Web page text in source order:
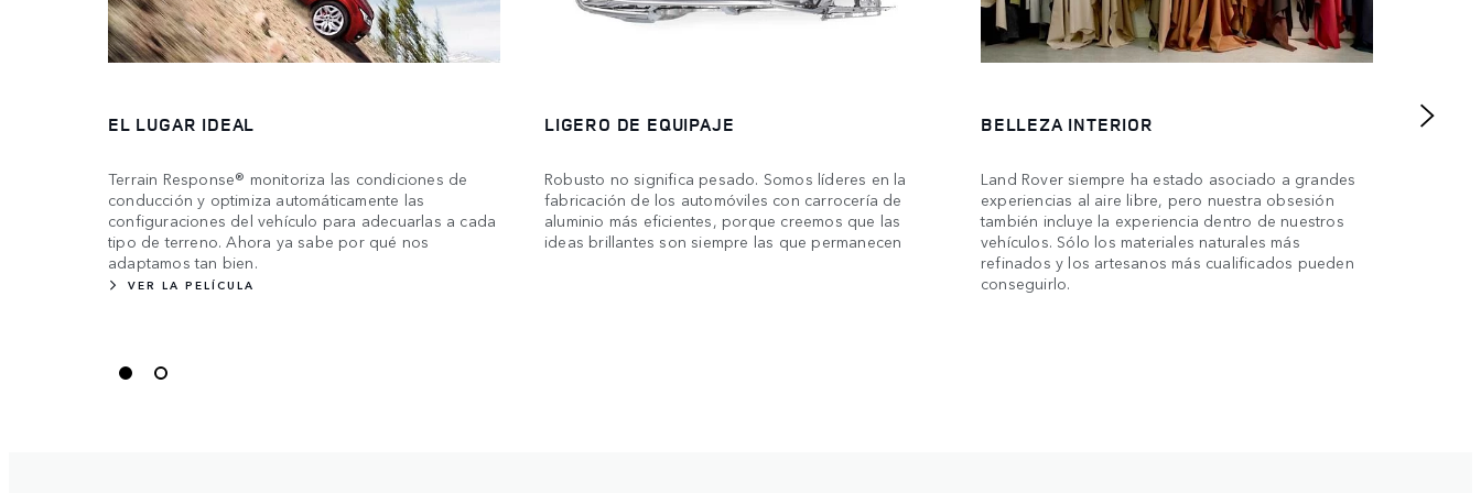
EL LUGAR IDEAL
Terrain Response® monitoriza las condiciones de
conducción y optimiza automáticamente las
configuraciones del vehículo para adecuarlas a cada
tipo de terreno. Ahora ya sabe por qué nos
adaptamos tan bien.
VER LA PELÍCULA
LIGERO DE EQUIPAJE
Robusto no significa pesado. Somos líderes en la
fabricación de los automóviles con carrocería de
aluminio más eficientes, porque creemos que las
ideas brillantes son siempre las que permanecen
BELLEZA INTERIOR
Land Rover siempre ha estado asociado a grandes
experiencias al aire libre, pero nuestra obsesión
también incluye la experiencia dentro de nuestros
vehículos. Sólo los materiales naturales más
refinados y los artesanos más cualificados pueden
conseguirlo.
SALA